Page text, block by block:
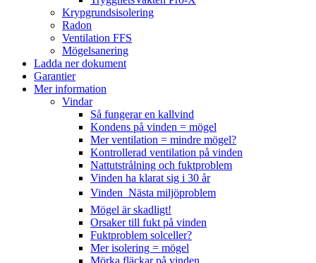
Krypgrundsisolering
Radon
Ventilation FFS
Mögelsanering
Ladda ner dokument
Garantier
Mer information
Vindar
Så fungerar en kallvind
Kondens på vinden = mögel
Mer ventilation = mindre mögel?
Kontrollerad ventilation på vinden
Nattutstrålning och fuktproblem
Vinden ha klarat sig i 30 år
Vinden  Nästa miljöproblem
Mögel är skadligt!
Orsaker till fukt på vinden
Fuktproblem solceller?
Mer isolering = mögel